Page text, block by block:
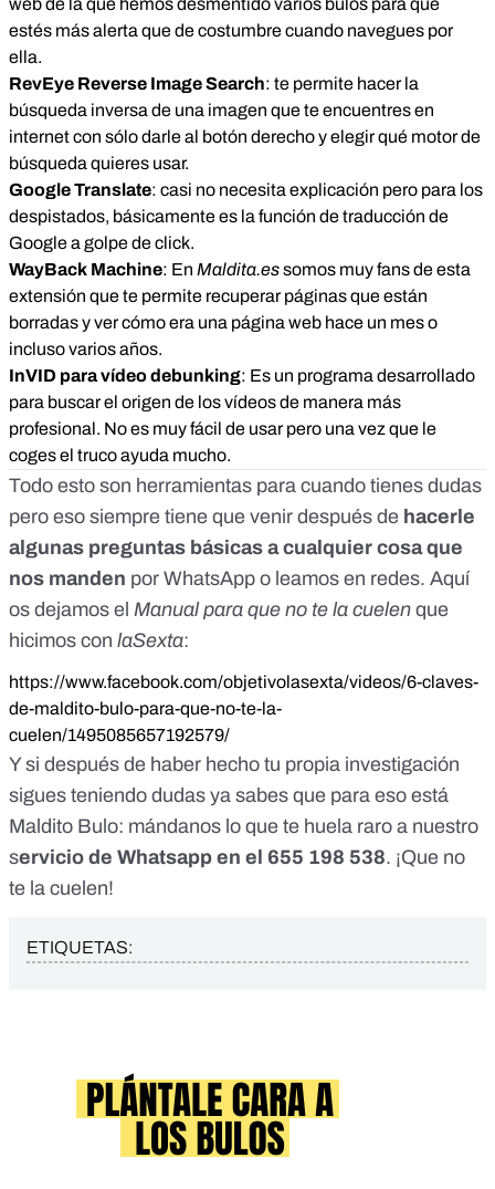
estés más alerta que de costumbre cuando navegues por
ella.
RevEye Reverse Image Search: te permite hacer la
búsqueda inversa de una imagen que te encuentres en
internet con sólo darle al botón derecho y elegir qué motor de
búsqueda quieres usar.
Google Translate: casi no necesita explicación pero para los
despistados, básicamente es la función de traducción de
Google a golpe de click.
WayBack Machine: En Maldita.essomos muy fans de esta
extensión que te permite recuperar páginas que están
borradas y ver cómo era una página web hace un mes o
incluso varios años.
InVID para vídeo debunking: Es un programa desarrollado
para buscar el origen de los vídeos de manera más
profesional. No es muy fácil de usar pero una vez que le
coges el truco ayuda mucho.
Todo esto son herramientas para cuando tienes dudas
pero eso siempre tiene que venir después de hacerle
algunas preguntas básicas a cualquier cosa que
nos manden por WhatsApp o leamos en redes. Aquí
os dejamos el Manual para que no te la cuelen que
hicimos con laSexta:
https://www.facebook.com/objetivolasexta/videos/6-claves-
de-maldito-bulo-para-que-no-te-la-
cuelen/1495085657192579/
Y si después de haber hecho tu propia investigación
sigues teniendo dudas ya sabes que para eso está
Maldito Bulo: mándanos lo que te huela raro a nuestro
servicio de Whatsapp en el 655 198 538. ¡Que no
te la cuelen!
ETIQUETAS: